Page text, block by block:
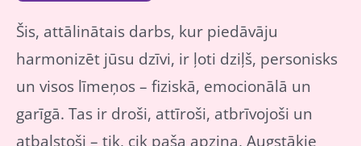
Šis, attālinātais darbs, kur piedāvāju
harmonizēt jūsu dzīvi, ir ļoti dziļš, personisks
un visos līmeņos – fiziskā, emocionālā un
garīgā. Tas ir droši, attīroši, atbrīvojoši un
atbalstoši – tik, cik paša apziņa, Augstākie